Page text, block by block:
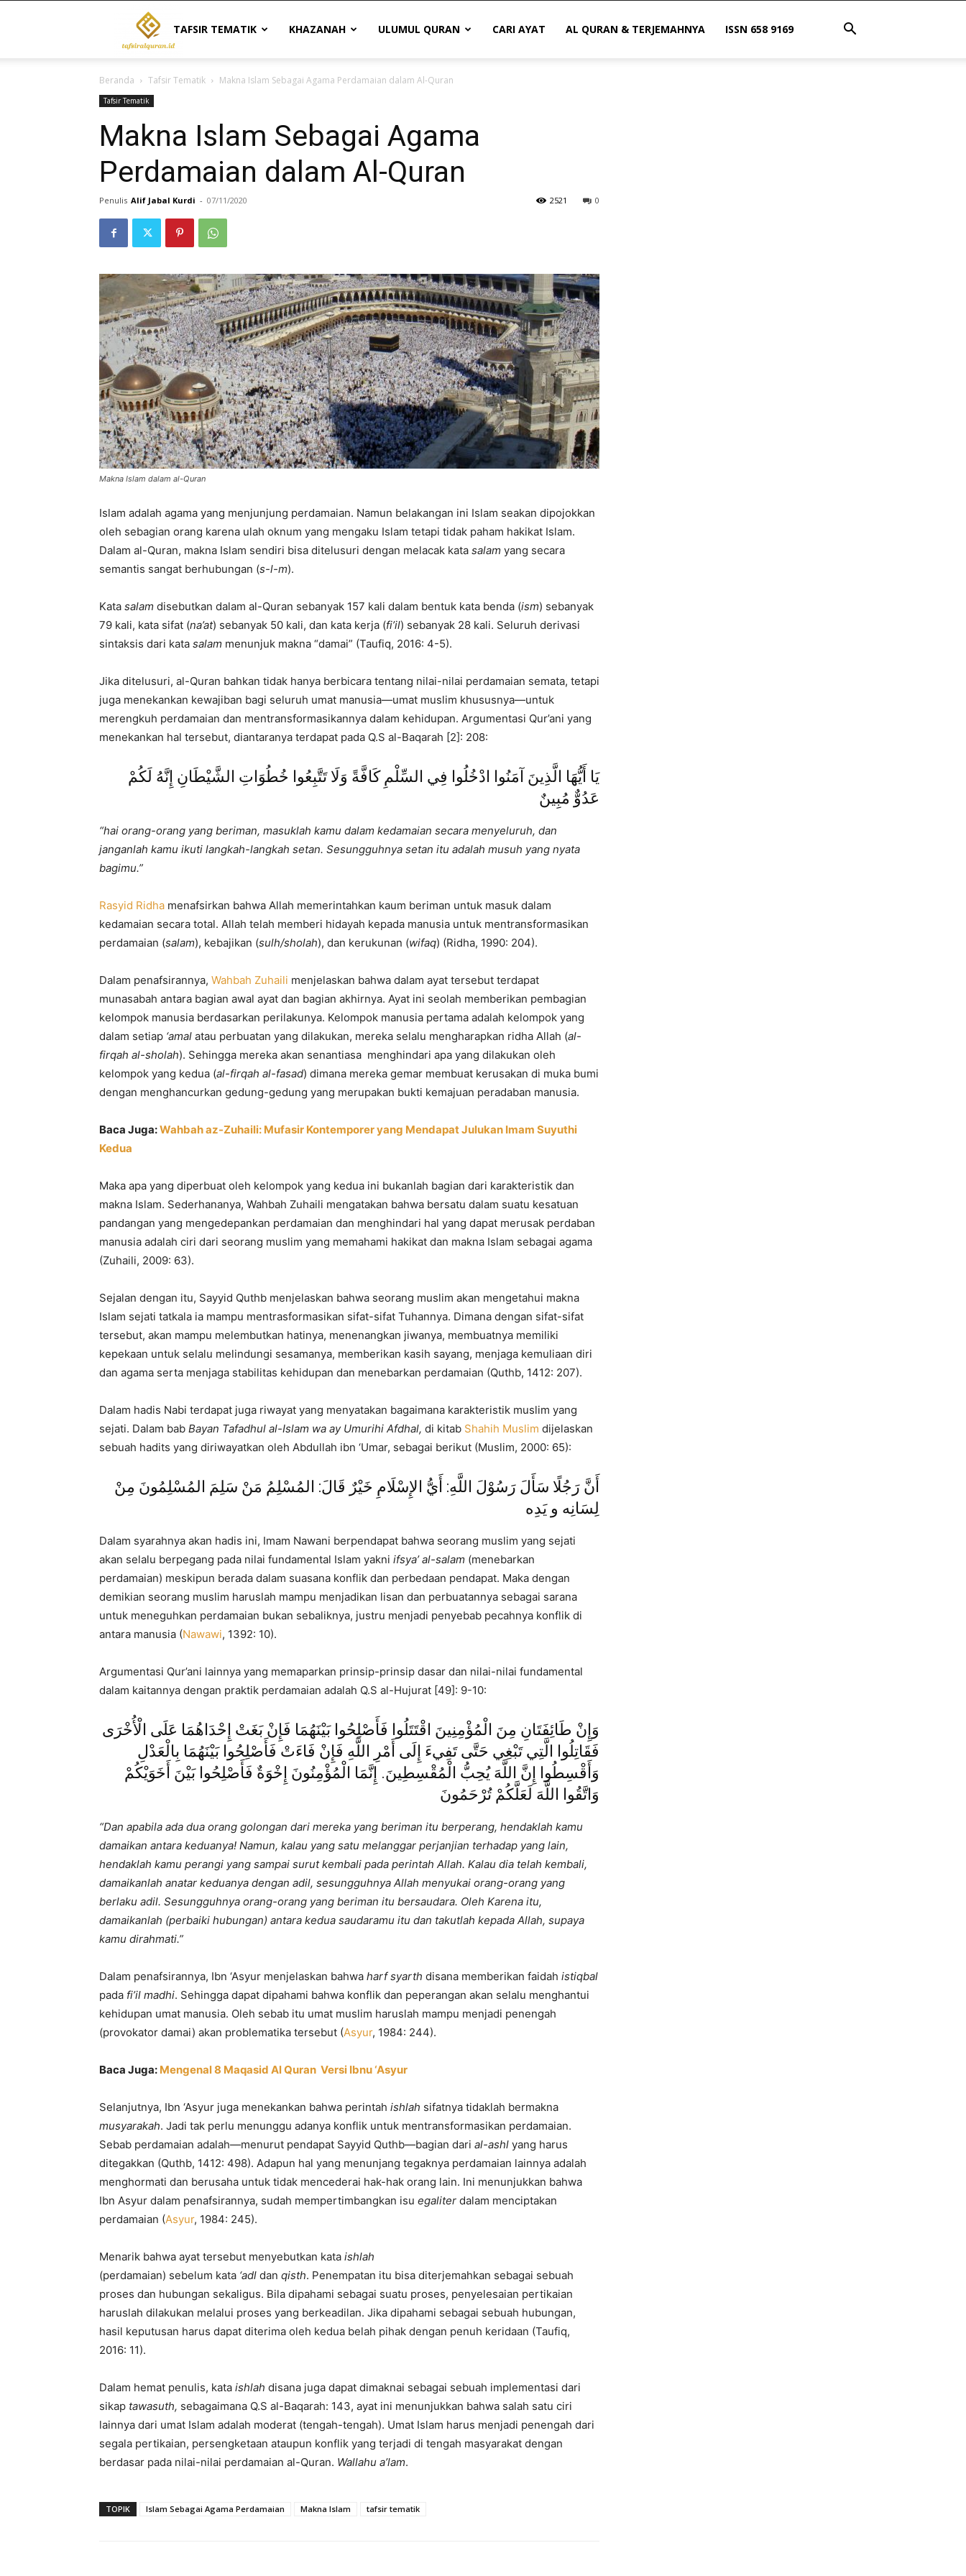
Tafsir
Al
Quran
|
Tafsir
di
Indonesia
TAFSIR TEMATIK KHAZANAH ULUMUL QURAN CARI AYAT AL QURAN & TERJEMAHNYA ISSN 658 9169
Beranda Tafsir Tematik Makna Islam Sebagai Agama Perdamaian dalam Al-Quran
Tafsir Tematik
Makna Islam Sebagai Agama
Perdamaian dalam Al-Quran
Penulis Alif Jabal Kurdi - 07/11/2020 0
2521
Makna Islam dalam al-Quran
Islam adalah agama yang menjunjung perdamaian. Namun belakangan ini Islam seakan dipojokkan
oleh sebagian orang karena ulah oknum yang mengaku Islam tetapi tidak paham hakikat Islam.
Dalam al-Quran, makna Islam sendiri bisa ditelusuri dengan melacak kata salam yang secara
semantis sangat berhubungan (s-l-m).
Kata salam disebutkan dalam al-Quran sebanyak 157 kali dalam bentuk kata benda (ism) sebanyak
79 kali, kata sifat (na’at) sebanyak 50 kali, dan kata kerja (fi’il) sebanyak 28 kali. Seluruh derivasi
sintaksis dari kata salam menunjuk makna “damai” (Taufiq, 2016: 4-5).
Jika ditelusuri, al-Quran bahkan tidak hanya berbicara tentang nilai-nilai perdamaian semata, tetapi
juga menekankan kewajiban bagi seluruh umat manusia—umat muslim khususnya—untuk
merengkuh perdamaian dan mentransformasikannya dalam kehidupan. Argumentasi Qur’ani yang
menekankan hal tersebut, diantaranya terdapat pada Q.S al-Baqarah [2]: 208:
يَا أَيُّهَا الَّذِينَ آمَنُوا ادْخُلُوا فِي السِّلْمِ كَافَّةً وَلَا تَتَّبِعُوا خُطُوَاتِ الشَّيْطَانِ إِنَّهُ لَكُمْ
عَدُوٌّ مُبِينٌ
“hai orang-orang yang beriman, masuklah kamu dalam kedamaian secara menyeluruh, dan
janganlah kamu ikuti langkah-langkah setan. Sesungguhnya setan itu adalah musuh yang nyata
bagimu.”
Rasyid Ridha menafsirkan bahwa Allah memerintahkan kaum beriman untuk masuk dalam
kedamaian secara total. Allah telah memberi hidayah kepada manusia untuk mentransformasikan
perdamaian (salam), kebajikan (sulh/sholah), dan kerukunan (wifaq) (Ridha, 1990: 204).
Dalam penafsirannya, Wahbah Zuhaili menjelaskan bahwa dalam ayat tersebut terdapat
munasabah antara bagian awal ayat dan bagian akhirnya. Ayat ini seolah memberikan pembagian
kelompok manusia berdasarkan perilakunya. Kelompok manusia pertama adalah kelompok yang
dalam setiap ‘amal atau perbuatan yang dilakukan, mereka selalu mengharapkan ridha Allah (al-
firqah al-sholah). Sehingga mereka akan senantiasa menghindari apa yang dilakukan oleh
kelompok yang kedua (al-firqah al-fasad) dimana mereka gemar membuat kerusakan di muka bumi
dengan menghancurkan gedung-gedung yang merupakan bukti kemajuan peradaban manusia.
Baca Juga:Wahbah az-Zuhaili: Mufasir Kontemporer yang Mendapat Julukan Imam Suyuthi
Kedua
Maka apa yang diperbuat oleh kelompok yang kedua ini bukanlah bagian dari karakteristik dan
makna Islam. Sederhananya, Wahbah Zuhaili mengatakan bahwa bersatu dalam suatu kesatuan
pandangan yang mengedepankan perdamaian dan menghindari hal yang dapat merusak perdaban
manusia adalah ciri dari seorang muslim yang memahami hakikat dan makna Islam sebagai agama
(Zuhaili, 2009: 63).
Sejalan dengan itu, Sayyid Quthb menjelaskan bahwa seorang muslim akan mengetahui makna
Islam sejati tatkala ia mampu mentrasformasikan sifat-sifat Tuhannya. Dimana dengan sifat-sifat
tersebut, akan mampu melembutkan hatinya, menenangkan jiwanya, membuatnya memiliki
kepekaan untuk selalu melindungi sesamanya, memberikan kasih sayang, menjaga kemuliaan diri
dan agama serta menjaga stabilitas kehidupan dan menebarkan perdamaian (Quthb, 1412: 207).
Dalam hadis Nabi terdapat juga riwayat yang menyatakan bagaimana karakteristik muslim yang
sejati. Dalam bab Bayan Tafadhul al-Islam wa ay Umurihi Afdhal, di kitab Shahih Muslim dijelaskan
sebuah hadits yang diriwayatkan oleh Abdullah ibn ‘Umar, sebagai berikut (Muslim, 2000: 65):
أَنَّ رَجُلًا سَأَلَ رَسُوْلَ اللَّهِ: أَيُّ الإِسْلَامِ خَيْرٌ قَالَ: المُسْلِمُ مَنْ سَلِمَ المُسْلِمُونَ مِنْ
لِسَانِه و يَدِه
Dalam syarahnya akan hadis ini, Imam Nawani berpendapat bahwa seorang muslim yang sejati
akan selalu berpegang pada nilai fundamental Islam yakni ifsya’ al-salam (menebarkan
perdamaian) meskipun berada dalam suasana konflik dan perbedaan pendapat. Maka dengan
demikian seorang muslim haruslah mampu menjadikan lisan dan perbuatannya sebagai sarana
untuk meneguhkan perdamaian bukan sebaliknya, justru menjadi penyebab pecahnya konflik di
antara manusia (Nawawi, 1392: 10).
Argumentasi Qur’ani lainnya yang memaparkan prinsip-prinsip dasar dan nilai-nilai fundamental
dalam kaitannya dengan praktik perdamaian adalah Q.S al-Hujurat [49]: 9-10:
وَإِنْ طَائِفَتَانِ مِنَ الْمُؤْمِنِينَ اقْتَتَلُوا فَأَصْلِحُوا بَيْنَهُمَا فَإِنْ بَغَتْ إِحْدَاهُمَا عَلَى الْأُخْرَى
فَقَاتِلُوا الَّتِي تَبْغِي حَتَّى تَفِيءَ إِلَى أَمْرِ اللَّهِ فَإِنْ فَاءَتْ فَأَصْلِحُوا بَيْنَهُمَا بِالْعَدْلِ
وَأَقْسِطُوا إِنَّ اللَّهَ يُحِبُّ الْمُقْسِطِينَ. إِنَّمَا الْمُؤْمِنُونَ إِخْوَةٌ فَأَصْلِحُوا بَيْنَ أَخَوَيْكُمْ
وَاتَّقُوا اللَّهَ لَعَلَّكُمْ تُرْحَمُونَ
“Dan apabila ada dua orang golongan dari mereka yang beriman itu berperang, hendaklah kamu
damaikan antara keduanya! Namun, kalau yang satu melanggar perjanjian terhadap yang lain,
hendaklah kamu perangi yang sampai surut kembali pada perintah Allah. Kalau dia telah kembali,
damaikanlah anatar keduanya dengan adil, sesungguhnya Allah menyukai orang-orang yang
berlaku adil. Sesungguhnya orang-orang yang beriman itu bersaudara. Oleh Karena itu,
damaikanlah (perbaiki hubungan) antara kedua saudaramu itu dan takutlah kepada Allah, supaya
kamu dirahmati.”
Dalam penafsirannya, Ibn ‘Asyur menjelaskan bahwa harf syarth disana memberikan faidah istiqbal
pada fi’il madhi. Sehingga dapat dipahami bahwa konflik dan peperangan akan selalu menghantui
kehidupan umat manusia. Oleh sebab itu umat muslim haruslah mampu menjadi penengah
(provokator damai) akan problematika tersebut (Asyur, 1984: 244).
Baca Juga: Mengenal 8 Maqasid Al Quran Versi Ibnu ‘Asyur
Selanjutnya, Ibn ‘Asyur juga menekankan bahwa perintah ishlah sifatnya tidaklah bermakna
musyarakah. Jadi tak perlu menunggu adanya konflik untuk mentransformasikan perdamaian.
Sebab perdamaian adalah—menurut pendapat Sayyid Quthb—bagian dari al-ashl yang harus
ditegakkan (Quthb, 1412: 498). Adapun hal yang menunjang tegaknya perdamaian lainnya adalah
menghormati dan berusaha untuk tidak mencederai hak-hak orang lain. Ini menunjukkan bahwa
Ibn Asyur dalam penafsirannya, sudah mempertimbangkan isu egaliter dalam menciptakan
perdamaian (Asyur, 1984: 245).
Menarik bahwa ayat tersebut menyebutkan kata ishlah
(perdamaian) sebelum kata ‘adl dan qisth. Penempatan itu bisa diterjemahkan sebagai sebuah
proses dan hubungan sekaligus. Bila dipahami sebagai suatu proses, penyelesaian pertikaian
haruslah dilakukan melalui proses yang berkeadilan. Jika dipahami sebagai sebuah hubungan,
hasil keputusan harus dapat diterima oleh kedua belah pihak dengan penuh keridaan (Taufiq,
2016: 11).
Dalam hemat penulis, kata ishlah disana juga dapat dimaknai sebagai sebuah implementasi dari
sikap tawasuth, sebagaimana Q.S al-Baqarah: 143, ayat ini menunjukkan bahwa salah satu ciri
lainnya dari umat Islam adalah moderat (tengah-tengah). Umat Islam harus menjadi penengah dari
segala pertikaian, persengketaan ataupun konflik yang terjadi di tengah masyarakat dengan
berdasar pada nilai-nilai perdamaian al-Quran. Wallahu a’lam.
TOPIK Islam Sebagai Agama Perdamaian Makna Islam tafsir tematik